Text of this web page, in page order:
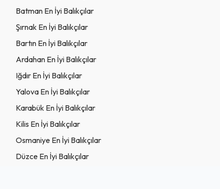
Batman En İyi Balıkçılar
Şırnak En İyi Balıkçılar
Bartın En İyi Balıkçılar
Ardahan En İyi Balıkçılar
Iğdır En İyi Balıkçılar
Yalova En İyi Balıkçılar
Karabük En İyi Balıkçılar
Kilis En İyi Balıkçılar
Osmaniye En İyi Balıkçılar
Düzce En İyi Balıkçılar